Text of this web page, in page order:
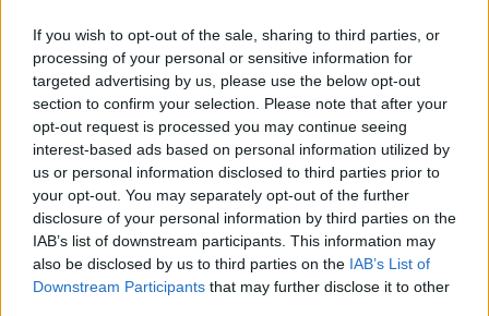
If you wish to opt-out of the sale, sharing to third parties, or
processing of your personal or sensitive information for
targeted advertising by us, please use the below opt-out
section to confirm your selection. Please note that after your
opt-out request is processed you may continue seeing
interest-based ads based on personal information utilized by
us or personal information disclosed to third parties prior to
your opt-out. You may separately opt-out of the further
disclosure of your personal information by third parties on the
IAB’s list of downstream participants. This information may
also be disclosed by us to third parties on the IAB’s List of
Downstream Participants that may further disclose it to other
reflètent seulement une image fidèle des expériences propres
aux utilisateurs et pas celle du propriétaire de ce site web.
N’oubliez-pas que les expériences peuvent varier selon les
individus et que pour tout avis médical, il faut toujours prendre
contact avec votre médecin ou votre pharmacien.